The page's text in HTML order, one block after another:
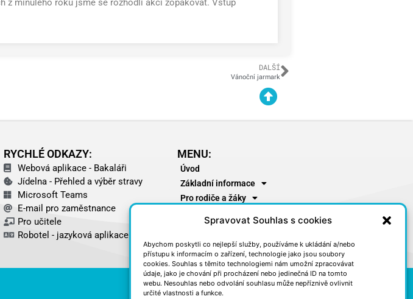
Spravovat Souhlas s cookies
Abychom poskytli co nejlepší služby, používáme k ukládání a/nebo
přístupu k informacím o zařízení, technologie jako jsou soubory
cookies. Souhlas s těmito technologiemi nám umožní zpracovávat
údaje, jako je chování při procházení nebo jedinečná ID na tomto
webu. Nesouhlas nebo odvolání souhlasu může nepříznivě ovlivnit
určité vlastnosti a funkce.
z minulého roku jsme se rozhodli akci zopakovat. Vstup
DALŠÍ
Vánoční jarmark
RYCHLÉ ODKAZY:
Webová aplikace - Bakaláři
Jídelna - Přehled a výběr stravy
Microsoft Teams
E-mail pro zaměstnance
Pro učitele
Robotel - jazyková aplikace
MENU:
Úvod
Základní informace
Pro rodiče a žáky
Školní družina